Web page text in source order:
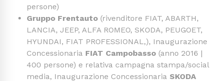
persone)
Gruppo Frentauto (rivenditore FIAT, ABARTH,
LANCIA, JEEP, ALFA ROMEO, SKODA, PEUGOET,
HYUNDAI, FIAT PROFESSIONAL,), Inaugurazione
Concessionaria FIAT Campobasso (anno 2016 |
400 persone) e relativa campagna stampa/social
media, Inaugurazione Concessionaria SKODA